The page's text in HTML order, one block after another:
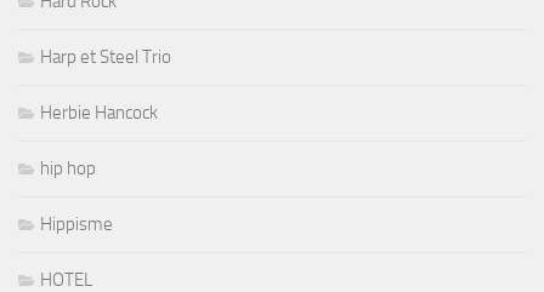
Harp et Steel Trio
Herbie Hancock
hip hop
Hippisme
HOTEL